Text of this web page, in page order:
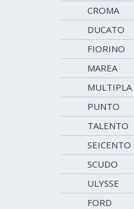
CROMA
DUCATO
FIORINO
MAREA
MULTIPLA
PUNTO
TALENTO
SEICENTO
SCUDO
ULYSSE
FORD